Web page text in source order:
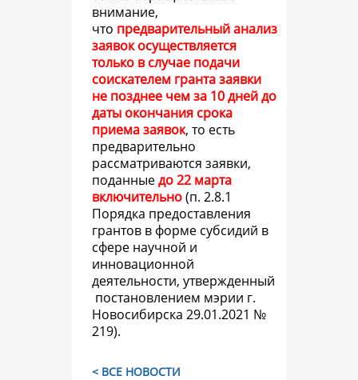
внимание,
что предварительный анализ
заявок осуществляется
только в случае подачи
соискателем гранта заявки
не позднее чем за 10 дней до
даты окончания срока
приема заявок, то есть
предварительно
рассматриваются заявки,
поданныедо 22 марта
включительно(п. 2.8.1
Порядка предоставления
грантов в форме субсидий в
сфере научной и
инновационной
деятельности, утвержденный
постановлением мэрии г.
Новосибирска 29.01.2021 №
219).
< ВСЕ НОВОСТИ